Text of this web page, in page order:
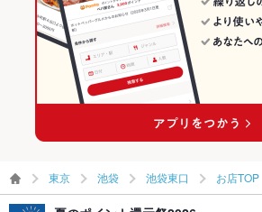
池袋東口のダイニングバー・バルランキング
東京 池袋 池袋東口 お店TOP